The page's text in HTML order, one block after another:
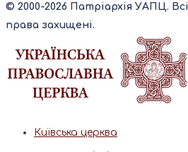
© 2000-2026 Патріархія УАПЦ. Всі
права захищені.
Київська церква